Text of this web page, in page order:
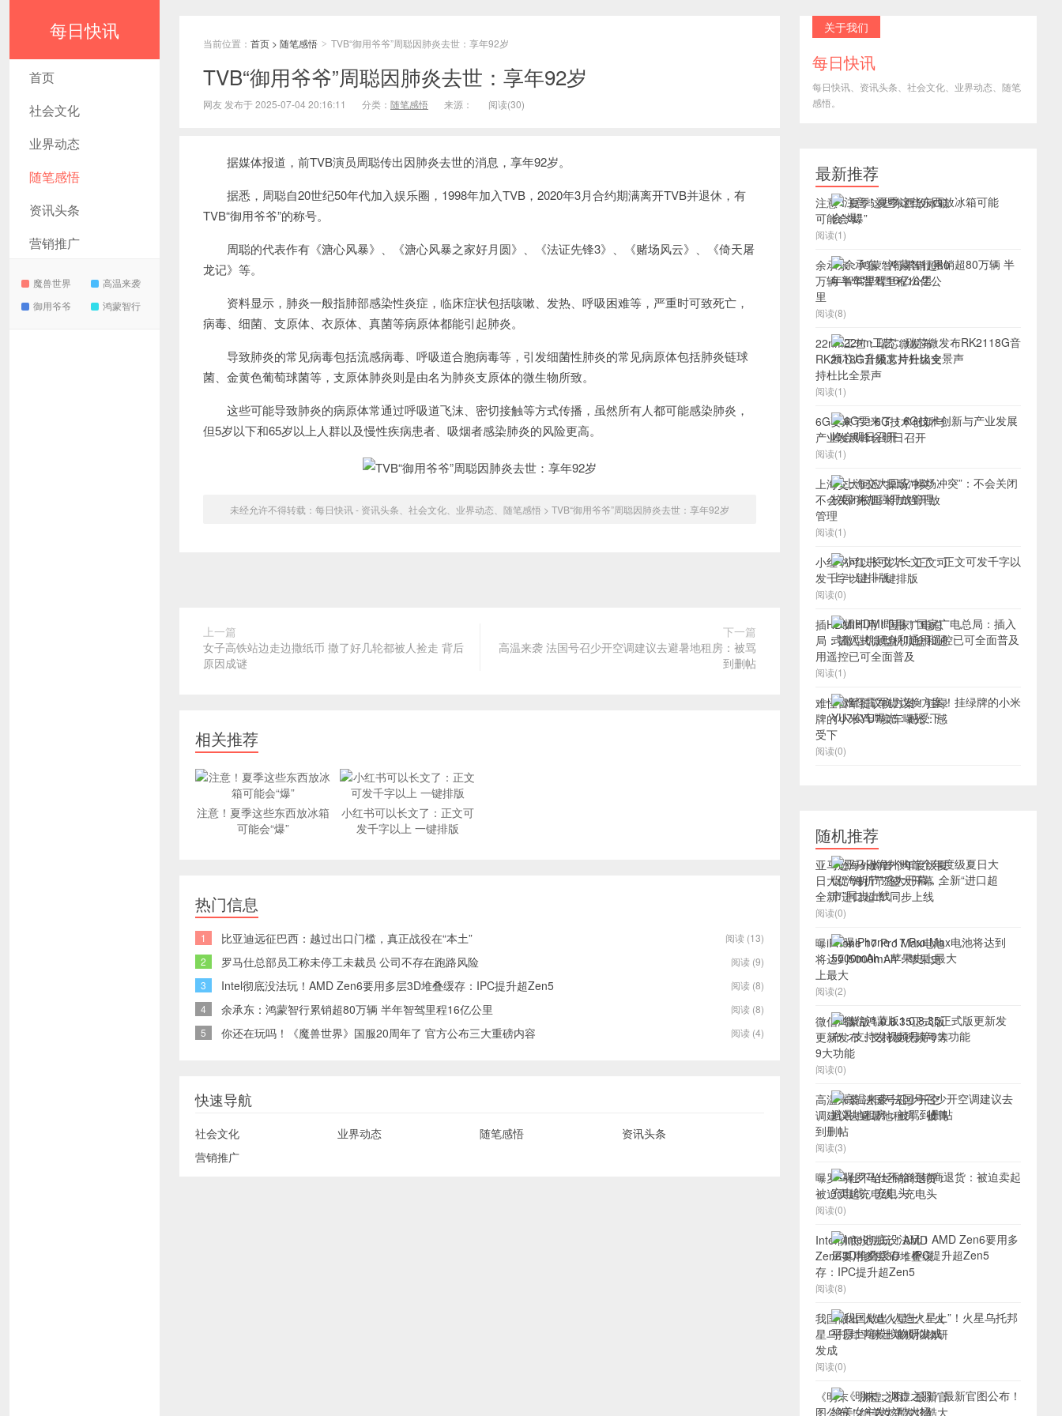
每日快讯
首页
社会文化
业界动态
随笔感悟
资讯头条
营销推广
魔兽世界
高温来袭
御用爷爷
鸿蒙智行
当前位置： 首页 > 随笔感悟 > TVB“御用爷爷”周聪因肺炎去世：享年92岁
TVB“御用爷爷”周聪因肺炎去世：享年92岁
网友 发布于 2025-07-04 20:16:11 分类： 随笔感悟 来源： 阅读(30)
据媒体报道，前TVB演员周聪传出因肺炎去世的消息，享年92岁。
据悉，周聪自20世纪50年代加入娱乐圈，1998年加入TVB，2020年3月合约期满离开TVB并退休，有
TVB“御用爷爷”的称号。
周聪的代表作有《溏心风暴》、《溏心风暴之家好月圆》、《法证先锋3》、《赌场风云》、《倚天屠
龙记》等。
资料显示，肺炎一般指肺部感染性炎症，临床症状包括咳嗽、发热、呼吸困难等，严重时可致死亡，
病毒、细菌、支原体、衣原体、真菌等病原体都能引起肺炎。
导致肺炎的常见病毒包括流感病毒、呼吸道合胞病毒等，引发细菌性肺炎的常见病原体包括肺炎链球
菌、金黄色葡萄球菌等，支原体肺炎则是由名为肺炎支原体的微生物所致。
这些可能导致肺炎的病原体常通过呼吸道飞沫、密切接触等方式传播，虽然所有人都可能感染肺炎，
但5岁以下和65岁以上人群以及慢性疾病患者、吸烟者感染肺炎的风险更高。
未经允许不得转载： 每日快讯 - 资讯头条、社会文化、业界动态、随笔感悟 > TVB“御用爷爷”周聪因肺炎去世：享年92岁
上一篇
女子高铁站边走边撒纸币 撒了好几轮都被人捡走 背后
原因成谜
下一篇
高温来袭 法国号召少开空调建议去避暑地租房：被骂
到删帖
相关推荐
注意！夏季这些东西放冰箱
可能会“爆”
小红书可以长文了：正文可
发千字以上 一键排版
热门信息
阅读 (13)
1 比亚迪远征巴西：越过出口门槛，真正战役在“本土”
阅读 (9)
2 罗马仕总部员工称未停工未裁员 公司不存在跑路风险
阅读 (8)
3 Intel彻底没法玩！AMD Zen6要用多层3D堆叠缓存：IPC提升超Zen5
阅读 (8)
4 余承东：鸿蒙智行累销超80万辆 半年智驾里程16亿公里
阅读 (4)
5 你还在玩吗！《魔兽世界》国服20周年了 官方公布三大重磅内容
快速导航
社会文化 业界动态 随笔感悟
资讯头条
营销推广
关于我们
每日快讯
每日快讯、资讯头条、社会文化、业界动态、随笔
感悟。
最新推荐
注意！夏季这些东西放冰箱
可能会“爆”
阅读(1)
余承东：鸿蒙智行累销超80
万辆 半年智驾里程16亿公
里
阅读(8)
22nm工艺：瑞芯微发布
RK2118G音频芯片升级支
持杜比全景声
阅读(1)
6G要来了！6G技术创新与
产业发展峰会明日召开
阅读(1)
上海交大回应“操场冲突”：
不会关闭校园 将加强开放
管理
阅读(1)
小红书可以长文了：正文可
发千字以上 一键排版
阅读(0)
插HDMI即用！国家广电总
局：插入式微型机顶盒和通
用遥控已可全面普及
阅读(1)
难怪雷军提议换方案！挂绿
牌的小米YU7实车曝光：感
受下
阅读(0)
随机推荐
亚马逊海外购首个年度级夏
日大促“海折节”盛大开幕，
全新“进口超市”同步上线
阅读(0)
曝iPhone 17 Pro Max电池
将达到5000mAh：苹果史
上最大
阅读(2)
微信鸿蒙版1.0.8.35正式版
更新发布：支持发视频号等
9大功能
阅读(0)
高温来袭 法国号召少开空
调建议去避暑地租房：被骂
到删帖
阅读(3)
曝罗马仕不给经销商退货：
被迫卖起充电线、充电头
阅读(0)
Intel彻底没法玩！AMD
Zen6要用多层3D堆叠缓
存：IPC提升超Zen5
阅读(8)
我国做出“人造火星土”！火
星乌托邦平原土壤模拟物研
发成
阅读(0)
《明末：渊虚之羽》最新官
图公布！绝美女主发炫酷大